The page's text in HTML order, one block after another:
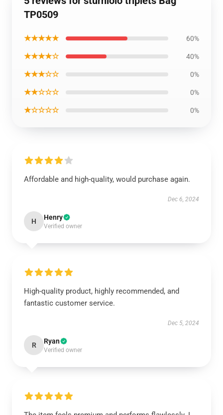
TP0509
★★★★★ 60%
★★★★☆ 40%
★★★☆☆ 0%
★★☆☆☆ 0%
★☆☆☆☆ 0%
Affordable and high-quality, would purchase again.
Dec 6, 2024
H Henry
Verified owner
High-quality product, highly recommended, and
fantastic customer service.
Dec 5, 2024
R Ryan
Verified owner